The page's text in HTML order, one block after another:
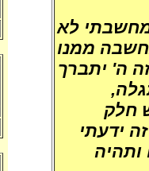
לא
ממנו
ה' יתברך
חלק
ידעתי
ותהיה